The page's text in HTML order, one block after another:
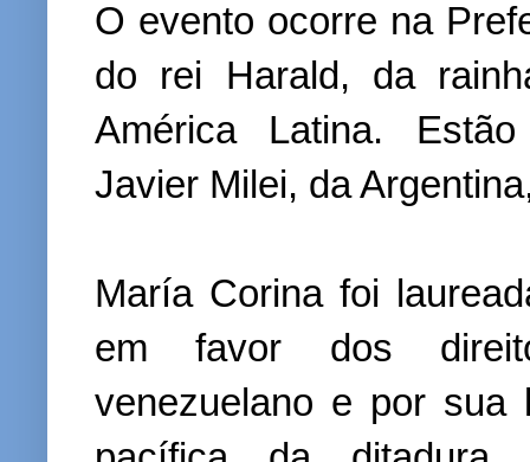
O evento ocorre na
do rei Harald, da
América Latina.
Javier Milei, da
María Corina foi
em favor dos
venezuelano e por